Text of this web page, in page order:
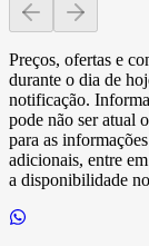
Preços, ofertas e
durante o dia de
notificação.
pode não ser atual
para as
adicionais, entre
a disponibilidade